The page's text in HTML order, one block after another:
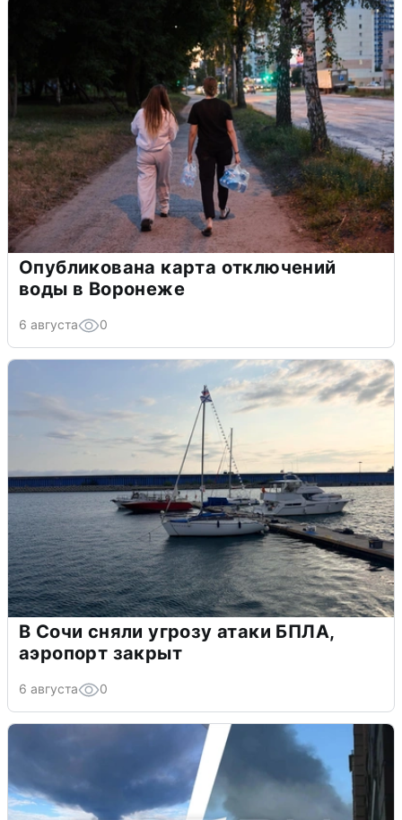
Опубликована карта отключений
воды в Воронеже
6 августа 0
В Сочи сняли угрозу атаки БПЛА,
аэропорт закрыт
6 августа 0